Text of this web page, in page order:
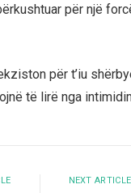
për një
për t’iu
të lirë nga
NEXT ARTICLE